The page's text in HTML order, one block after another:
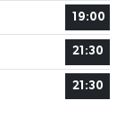
19:00
21:30
21:30